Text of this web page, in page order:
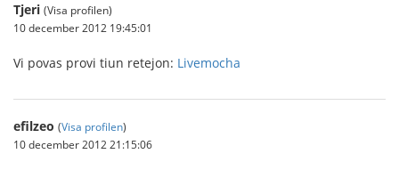
Tjeri (Visa profilen)
10 december 2012 19:45:01
Vi povas provi tiun retejon: Livemocha
efilzeo (Visa profilen)
10 december 2012 21:15:06